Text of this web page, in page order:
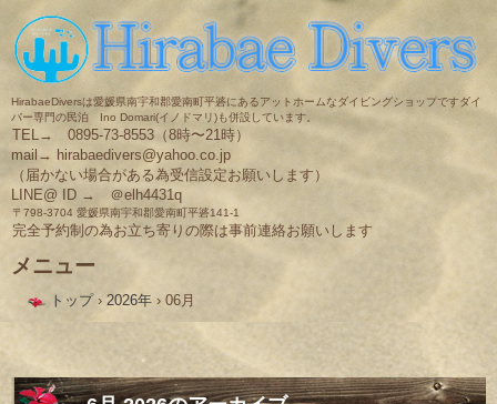
HirabaeDiversは愛媛県南宇和郡愛南町平碆にあるアットホームなダイビングショップですダイ
バー専門の民泊 Ino Domari(イノドマリ)も併設しています。
TEL→ 0895-73-8553（8時〜21時）
mail→ hirabaedivers@yahoo.co.jp
（届かない場合がある為受信設定お願いします）
LINE@ ID → ＠elh4431q
〒798-3704 愛媛県南宇和郡愛南町平碆141-1
完全予約制の為お立ち寄りの際は事前連絡お願いします
メニュー
へ
トップ › 2026年 › 06月